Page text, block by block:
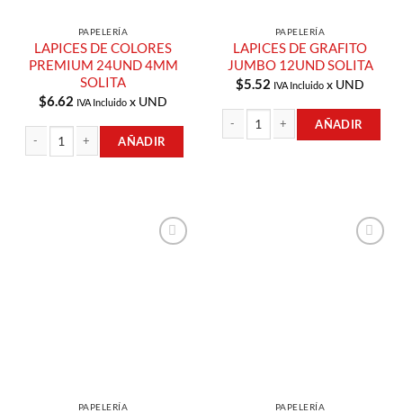
PAPELERÍA
LAPICES DE COLORES
PREMIUM 24UND 4MM
SOLITA
$6.62 IVA Incluido x UND
AÑADIR
PAPELERÍA
LAPICES DE GRAFITO
JUMBO 12UND SOLITA
$5.52 IVA Incluido x UND
AÑADIR
PAPELERÍA PAPELERÍA